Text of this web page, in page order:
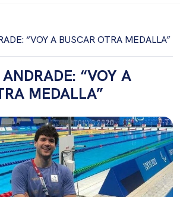
“VOY A BUSCAR OTRA MEDALLA”
“VOY A
MEDALLA”